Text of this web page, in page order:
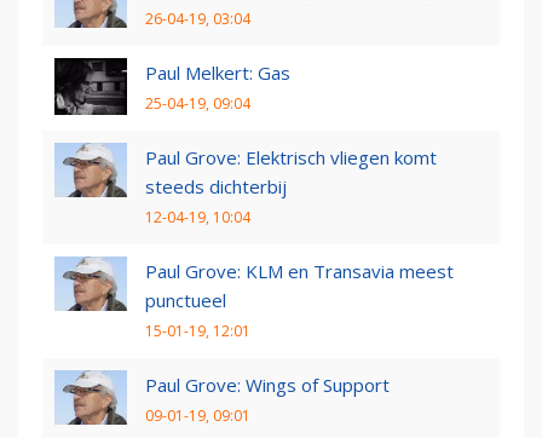
26-04-19, 03:04
Paul Melkert: Gas
25-04-19, 09:04
Paul Grove: Elektrisch vliegen komt
steeds dichterbij
12-04-19, 10:04
Paul Grove: KLM en Transavia meest
punctueel
15-01-19, 12:01
Paul Grove: Wings of Support
09-01-19, 09:01